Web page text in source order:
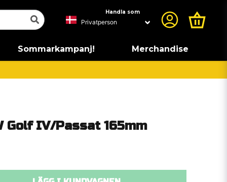
Handla som
Sommarkampanj! Merchandise
Golf IV/Passat 165mm